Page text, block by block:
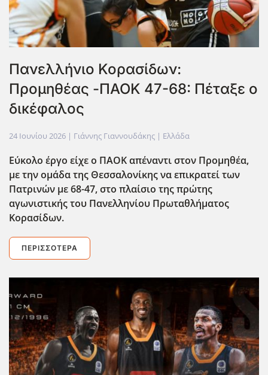
Πανελλήνιο Κορασίδων:
Προμηθέας -ΠΑΟΚ 47-68: Πέταξε ο
δικέφαλος
24 Ιουνίου 2026 | Γιάννης Γιαννουδάκης | Ελλάδα
Εύκολο έργο είχε ο ΠΑΟΚ απέναντι στον Προμηθέα,
με την ομάδα της Θεσσαλονίκης να επικρατεί των
Πατρινών με 68-47, στο πλαίσιο της πρώτης
αγωνιστικής του Πανελληνίου Πρωταθλήματος
Κορασίδων.
ΠΕΡΙΣΣΌΤΕΡΑ